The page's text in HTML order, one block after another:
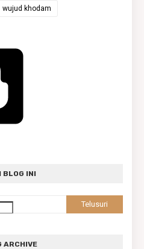
wujud khodam
BLOG INI
ARCHIVE